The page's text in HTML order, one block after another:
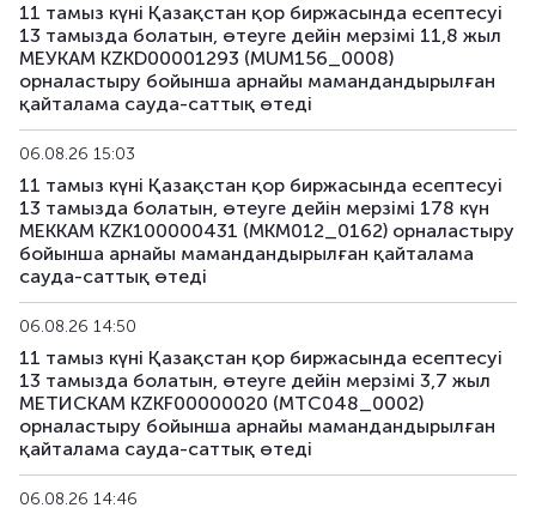
US179_2609 US912797RS85 аралас
US181_3005 US912828ZQ64
US182_3305
US183_2710 US91282CLQ23 аралас
US184_2810 US91282CDF59 аралас
US185_2610
US186_2610 US912797SK41 аралас
US189_2610 US91282CJC64 аралас
US190_2612 US91282CJP77 аралас
11 тамыз күні Қазақстан қор биржасында есептесуі
13 тамызда болатын, өтеуге дейін мерзімі 11,8 жыл
МЕУКАМ KZKD00001293 (MUM156_0008)
орналастыру бойынша арнайы мамандандырылған
қайталама сауда-саттық өтеді
06.08.26 15:03
11 тамыз күні Қазақстан қор биржасында есептесуі
13 тамызда болатын, өтеуге дейін мерзімі 178 күн
МЕККАМ KZK100000431 (MKM012_0162) орналастыру
бойынша арнайы мамандандырылған қайталама
сауда-саттық өтеді
06.08.26 14:50
11 тамыз күні Қазақстан қор биржасында есептесуі
13 тамызда болатын, өтеуге дейін мерзімі 3,7 жыл
МЕТИСКАМ KZKF00000020 (MTC048_0002)
орналастыру бойынша арнайы мамандандырылған
қайталама сауда-саттық өтеді
06.08.26 14:46